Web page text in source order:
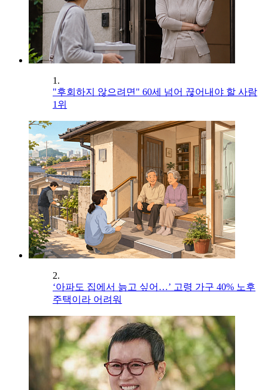
1.
"후회하지 않으려면" 60세 넘어 끊어내야 할 사람
1위
2.
‘아파도 집에서 늙고 싶어…’ 고령 가구 40% 노후
주택이라 어려워